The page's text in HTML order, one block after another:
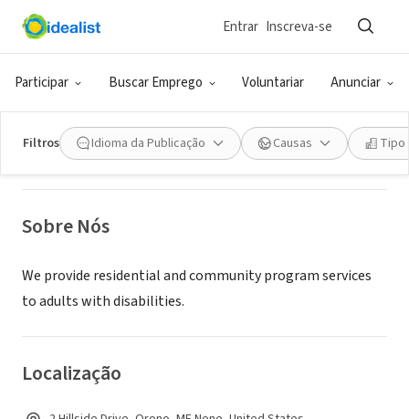
Participar Buscar Emprego Voluntariar Anunciar
Entrar Inscreva-se
Filtros Idioma da Publicação Causas Tipo
ONG (SETOR SOCIAL)
Independence Advocates of Maine
Sobre Nós
We provide residential and community program services
to adults with disabilities.
Localização